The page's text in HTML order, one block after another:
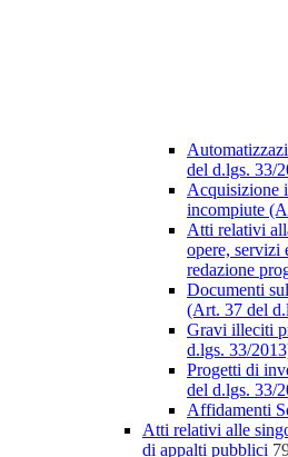
del d.lgs. 33/
Acquisizione
incompiute
Atti relativi
opere, servizi
redazione
Documenti
(Art. 37 del
Gravi illeciti
d.lgs. 33/
Progetti di
del d.lgs. 33/
Affidamenti
Atti relativi alle
di appalti pubblici